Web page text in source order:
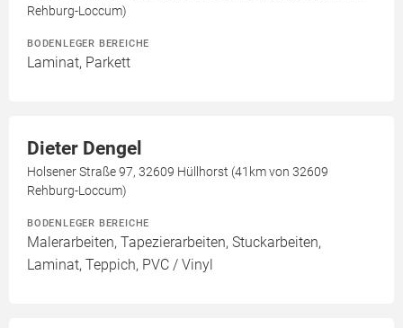
Rehburg-Loccum)
BODENLEGER BEREICHE
Laminat, Parkett
Dieter Dengel
Holsener Straße 97, 32609 Hüllhorst (41km von 32609
Rehburg-Loccum)
BODENLEGER BEREICHE
Malerarbeiten, Tapezierarbeiten, Stuckarbeiten,
Laminat, Teppich, PVC / Vinyl